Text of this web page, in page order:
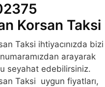
Korsan Taksi
Taksi ihtiyacınızda bizi
arayarak
seyahat edebilirsiniz.
Taksi uygun fiyatları,